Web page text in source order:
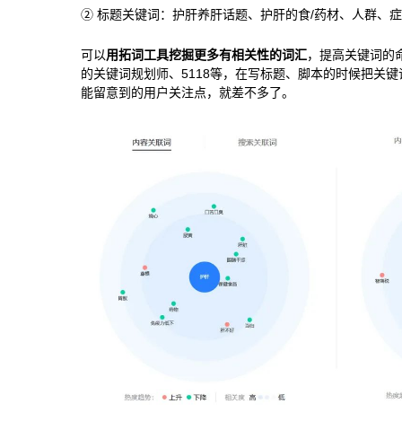
② 标题关键词：护肝养肝话题、护肝的食/药材、人群、
可以用拓词工具挖掘更多有相关性的词汇，提高关键词的
的关键词规划师、5118等，在写标题、脚本的时候把关
能留意到的用户关注点，就差不多了。